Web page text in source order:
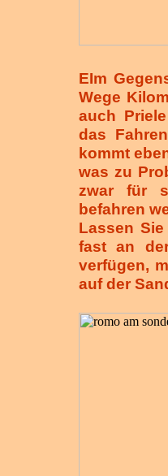
EIm
Wege
auch
das
kommt
was zu
zwar für
befahren
Lassen
fast an
verfügen,
auf der